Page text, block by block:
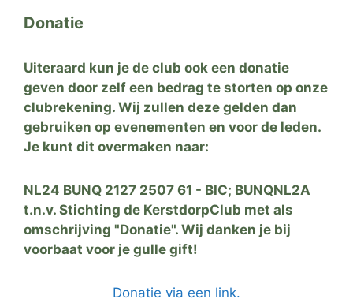
Donatie
Uiteraard kun je de club ook een donatie
geven door zelf een bedrag te storten op onze
clubrekening. Wij zullen deze gelden dan
gebruiken op evenementen en voor de leden.
Je kunt dit overmaken naar:
NL24 BUNQ 2127 2507 61 - BIC; BUNQNL2A
t.n.v. Stichting de KerstdorpClub met als
omschrijving "Donatie". Wij danken je bij
voorbaat voor je gulle gift!
Donatie via een link.